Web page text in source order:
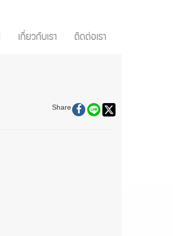
เกี่ยวกับเรา ติดต่อเรา
Share